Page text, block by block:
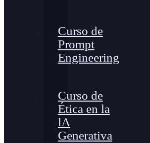
Curso de
Prompt
Engineering
Curso de
Ética en la
lA
Generativa